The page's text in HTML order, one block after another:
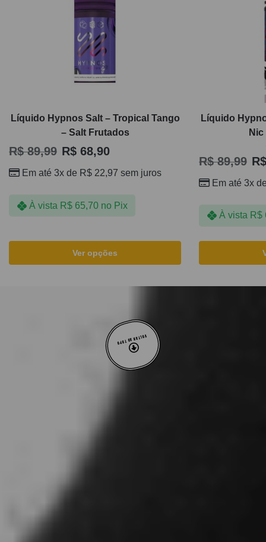
Líquido Hypnos Salt – Tropical Tango
– Salt Frutados
R$89,99 R$ 68,90
Em até 3x de R$ 22,97 sem juros
À vista R$65,70 no Pix
Ver opções
Líquido
R$89,99 R$
Em até 3x
À vista R$
VOLTAR AO TOPO